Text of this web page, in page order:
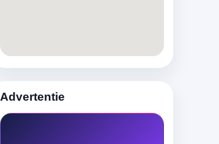
Advertentie